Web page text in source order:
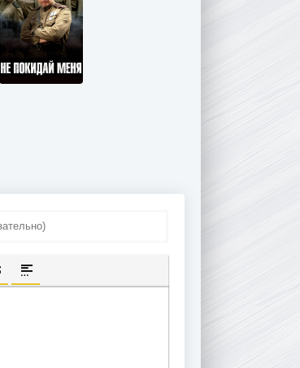
ССЫЛКУ
СКРЫТОГО ТЕКСТА
ЦИТАТЫ
ВСТАВКА СПОЙЛЕРА